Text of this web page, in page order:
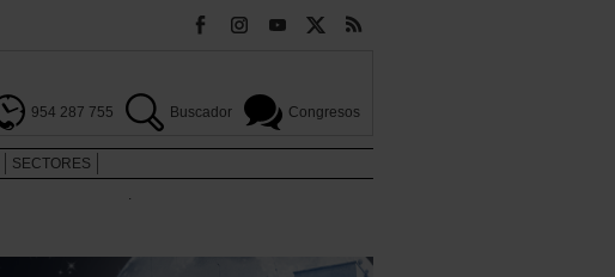
954 287 755 Buscador Congresos
SECTORES
.